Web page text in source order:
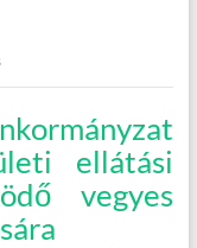
ellátási
vegyes